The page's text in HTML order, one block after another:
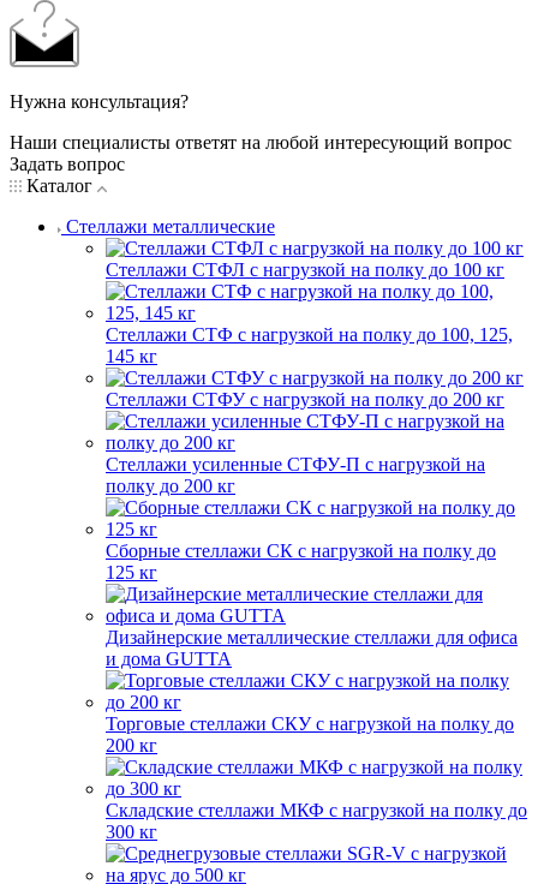
Нужна консультация?
Наши специалисты ответят на любой интересующий вопрос
Задать вопрос
Каталог
Стеллажи металлические
Стеллажи СТФЛ с нагрузкой на полку до 100 кг
Стеллажи СТФ с нагрузкой на полку до 100, 125,
145 кг
Стеллажи СТФУ с нагрузкой на полку до 200 кг
Стеллажи усиленные СТФУ-П с нагрузкой на
полку до 200 кг
Сборные стеллажи СК с нагрузкой на полку до
125 кг
Дизайнерские металлические стеллажи для офиса
и дома GUTTA
Торговые стеллажи СКУ с нагрузкой на полку до
200 кг
Складские стеллажи МКФ с нагрузкой на полку до
300 кг